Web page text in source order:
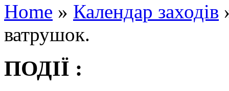
Home » Календар заходів
ватрушок.
ПОДІЇ :